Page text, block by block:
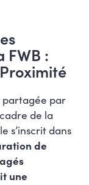
FWB :
partagée par
de la
s’inscrit dans
de
une